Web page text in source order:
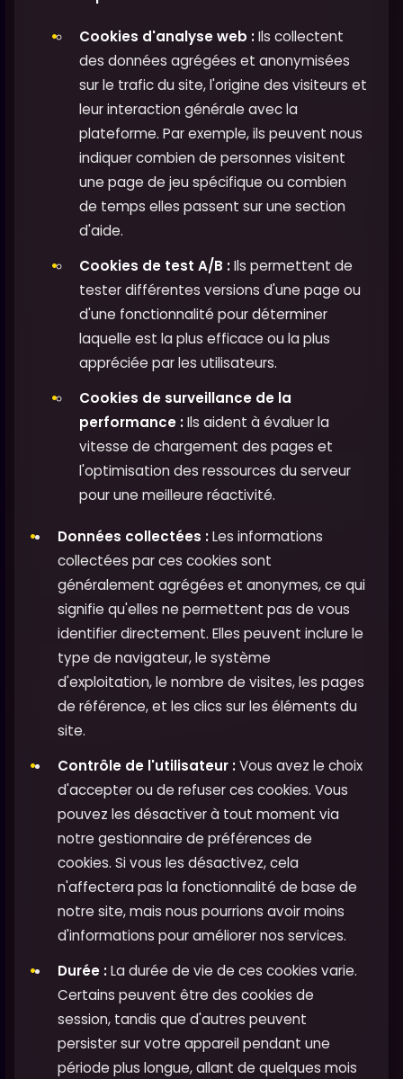
Cookies d'analyse web :Ils collectent
des données agrégées et anonymisées
sur le trafic du site, l'origine des visiteurs et
leur interaction générale avec la
plateforme. Par exemple, ils peuvent nous
indiquer combien de personnes visitent
une page de jeu spécifique ou combien
de temps elles passent sur une section
d'aide.
Cookies de test A/B :Ils permettent de
tester différentes versions d'une page ou
d'une fonctionnalité pour déterminer
laquelle est la plus efficace ou la plus
appréciée par les utilisateurs.
Cookies de surveillance de la
performance :Ils aident à évaluer la
vitesse de chargement des pages et
l'optimisation des ressources du serveur
pour une meilleure réactivité.
Données collectées :Les informations
collectées par ces cookies sont
généralement agrégées et anonymes, ce qui
signifie qu'elles ne permettent pas de vous
identifier directement. Elles peuvent inclure le
type de navigateur, le système
d'exploitation, le nombre de visites, les pages
de référence, et les clics sur les éléments du
site.
Contrôle de l'utilisateur :Vous avez le choix
d'accepter ou de refuser ces cookies. Vous
pouvez les désactiver à tout moment via
notre gestionnaire de préférences de
cookies. Si vous les désactivez, cela
n'affectera pas la fonctionnalité de base de
notre site, mais nous pourrions avoir moins
d'informations pour améliorer nos services.
Durée :La durée de vie de ces cookies varie.
Certains peuvent être des cookies de
session, tandis que d'autres peuvent
persister sur votre appareil pendant une
période plus longue, allant de quelques mois